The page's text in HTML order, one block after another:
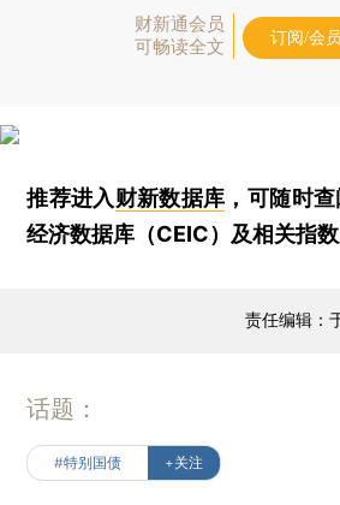
财新通会员
可畅读全文
订阅/会
推荐进入财新数据库 ，可随时
经济数据库（CEIC）及相关指数
责任编辑：
话题：
#特别国债 +关注